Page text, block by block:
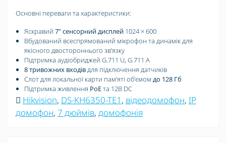
Основні переваги та характеристики:
Яскравий 7" сенсорний дисплей1024 × 600
Вбудований всеспрямований мікрофон та динамік для
якісного двостороннього звʼязку
Підтримка аудіобриджей G.711 U, G.711 A
8 тривожних входівдля підключення датчиків
Слот для локальної карти памʼяті обʼємом до 128 Гб
Підтримка живлення PoEта 12В DC
Hikvision, DS-KH6350-TE1 , відеодомофон, IP
домофон, 7 дюймів, домофонія